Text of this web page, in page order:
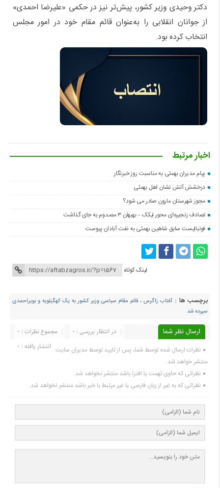
دکتر وحیدی وزیر کشور، پیش‌تر نیز در حکمی «علیرضا احمدی»
از جوانان انقلابی را به‌عنوان قائم مقام خود در امور مجلس
انتخاب کرده بود.
اخبار مرتبط
پیام مدیران بهمئی به مناسبت روز خبرنگار
درخشش آتش نشان اهل بهمئی
مجوز شهرستان مارون صادر می شود؟
تصادف زنجیره‌ای محور لیکک – بهبهان ۳ مصدوم به جای گذاشت
فوتبالیست سابق شاهین بهمئی به نفت آبادان پیوست
لینک کوتاه
برچسب ها : آفتاب زاگرس ، قائم مقام سیاسی وزیر کشور به یک کهگیلویه و بویراحمدی
سپرده شد
ارسال نظر شما مجموع نظرات : 0
در انتظار بررسی : 0
انتشار یافته : ۰ نظرات ارسال شده توسط شما، پس از تایید توسط مدیران سایت
منتشر خواهد شد.
نظراتی که حاوی تهمت یا افترا باشد منتشر نخواهد شد.
نظراتی که به غیر از زبان فارسی یا غیر مرتبط با خبر باشد منتشر نخواهد شد.